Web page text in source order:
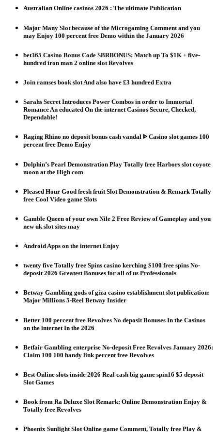
Australian Online casinos 2026 : The ultimate Publication
Major Many Slot because of the Microgaming Comment and you
may Enjoy 100 percent free Demo within the January 2026
bet365 Casino Bonus Code SBRBONUS: Match up To $1K + five-
hundred iron man 2 online slot Revolves
Join ramses book slot And also have £3 hundred Extra
Sarahs Secret Introduces Power Combos in order to Immortal
Romance An educated On the internet Casinos Secure, Checked,
Dependable!
Raging Rhino no deposit bonus cash vandal ᐈ Casino slot games 100
percent free Demo Enjoy
Dolphin’s Pearl Demonstration Play Totally free Harbors slot coyote
moon at the High com
Pleased Hour Good fresh fruit Slot Demonstration & Remark Totally
free Cool Video game Slots
Gamble Queen of your own Nile 2 Free Review of Gameplay and you
new uk slot sites may
Android Apps on the internet Enjoy
twenty five Totally free Spins casino kerching $100 free spins No-
deposit 2026 Greatest Bonuses for all of us Professionals
Betway Gambling gods of giza casino establishment slot publication:
Major Millions 5-Reel Betway Insider
Better 100 percent free Revolves No deposit Bonuses In the Casinos
on the internet In the 2026
Betfair Gambling enterprise No-deposit Free Revolves January 2026:
Claim 100 100 handy link percent free Revolves
Best Online slots inside 2026 Real cash big game spin16 $5 deposit
Slot Games
Book from Ra Deluxe Slot Remark: Online Demonstration Enjoy &
Totally free Revolves
Phoenix Sunlight Slot Online game Comment, Totally free Play &